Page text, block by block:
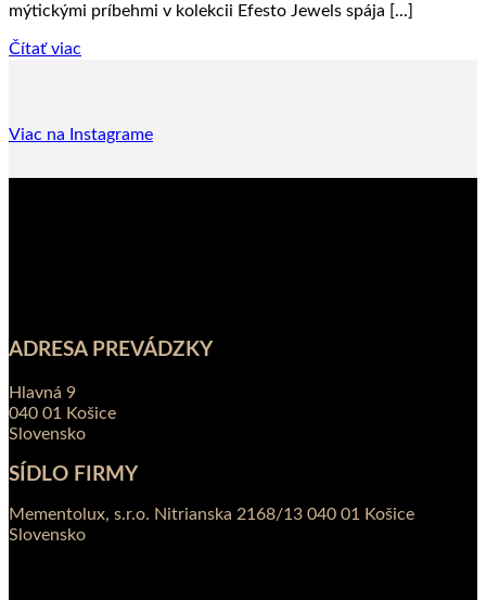
mýtickými príbehmi v kolekcii Efesto Jewels spája [...]
Čítať viac
Viac na Instagrame
ADRESA PREVÁDZKY
Hlavná 9
040 01 Košice
Slovensko
SÍDLO FIRMY
Mementolux, s.r.o. Nitrianska 2168/13 040 01 Košice
Slovensko